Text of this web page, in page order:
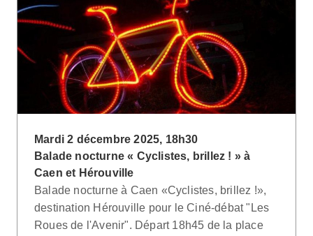
Mardi 2 décembre 2025, 18h30
Balade nocturne « Cyclistes, brillez ! » à
Caen et Hérouville
Balade nocturne à Caen «Cyclistes, brillez !»,
destination Hérouville pour le Ciné-débat "Les
Roues de l'Avenir". Départ 18h45 de la place